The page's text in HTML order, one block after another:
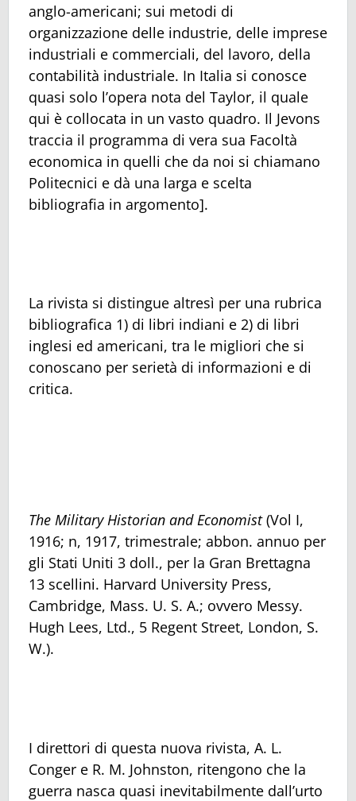
anglo-americani; sui metodi di
organizzazione delle industrie, delle imprese
industriali e commerciali, del lavoro, della
contabilità industriale. In Italia si conosce
quasi solo l’opera nota del Taylor, il quale
qui è collocata in un vasto quadro. Il Jevons
traccia il programma di vera sua Facoltà
economica in quelli che da noi si chiamano
Politecnici e dà una larga e scelta
bibliografia in argomento].
La rivista si distingue altresì per una rubrica
bibliografica 1) di libri indiani e 2) di libri
inglesi ed americani, tra le migliori che si
conoscano per serietà di informazioni e di
critica.
The Military Historian and Economist(Vol I,
1916; n, 1917, trimestrale; abbon. annuo per
gli Stati Uniti 3 doll., per la Gran Brettagna
13 scellini. Harvard University Press,
Cambridge, Mass. U. S. A.; ovvero Messy.
Hugh Lees, Ltd., 5 Regent Street, London, S.
W.).
I direttori di questa nuova rivista, A. L.
Conger e R. M. Johnston, ritengono che la
guerra nasca quasi inevitabilmente dall’urto